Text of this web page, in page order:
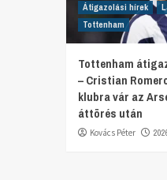
Átigazolási hírek
Tottenham
Tottenham
– Cristian
klubra vár az
áttörés után
Kovács Péter